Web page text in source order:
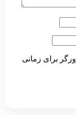
برای زمانی